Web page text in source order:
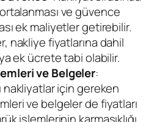
ve güvence
ek maliyetler getirebilir.
nakliye fiyatlarına dahil
ek ücrete tabi olabilir.
ve Belgeler:
nakliyatlar için gereken
ve belgeler de fiyatları